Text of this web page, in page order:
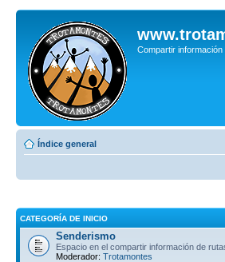
Compartir
Índice general
CATEGORÍA DE INICIO
Senderismo
Espacio en el compartir información de
Moderador: Trotamontes